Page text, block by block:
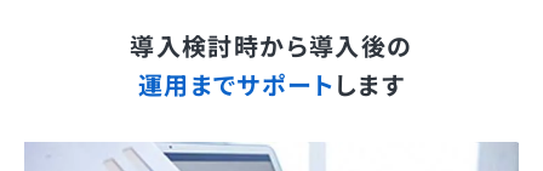
導入検討時から導入後の
運用までサポート します